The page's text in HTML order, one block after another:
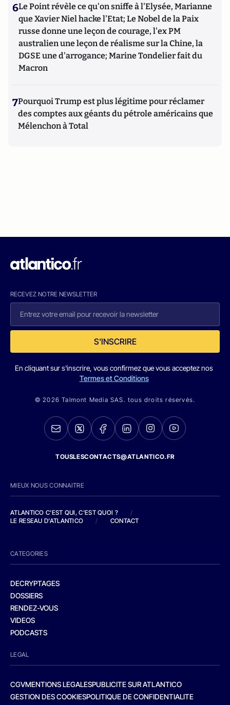
6Le Point révèle ce qu'on sniffe à l'Elysée, Marianne
que Xavier Niel hacke l'Etat; Le Nobel de la Paix
russe donne une leçon de courage, l'ex PM
australien une leçon de réalisme sur la Chine, la
DGSE une d'arrogance; Marine Tondelier fait du
Macron
7Pourquoi Trump est plus légitime pour réclamer
des comptes aux géants du pétrole américains que
Mélenchon à Total
RECEVEZ NOTRE NEWSLETTER
S'INSCRIRE
En cliquant sur s'inscrire, vous confirmez que vous acceptez nos
Termes et Conditions
© 2026 Talmont Media SAS. tous droits réservés.
TOUSLESCONTACTS@ATLANTICO.FR
MIEUX NOUS CONNAITRE
ATLANTICO C'EST QUI, C'EST QUOI ?
/
LE RESEAU D'ATLANTICO
/ CONTACT
CATEGORIES
DECRYPTAGES
DOSSIERS
RENDEZ-VOUS
VIDEOS
PODCASTS
LEGAL
CGVMENTIONS LEGALESPUBLICITE SUR ATLANTICO
GESTION DES COOKIESPOLITIQUE DE CONFIDENTIALITE